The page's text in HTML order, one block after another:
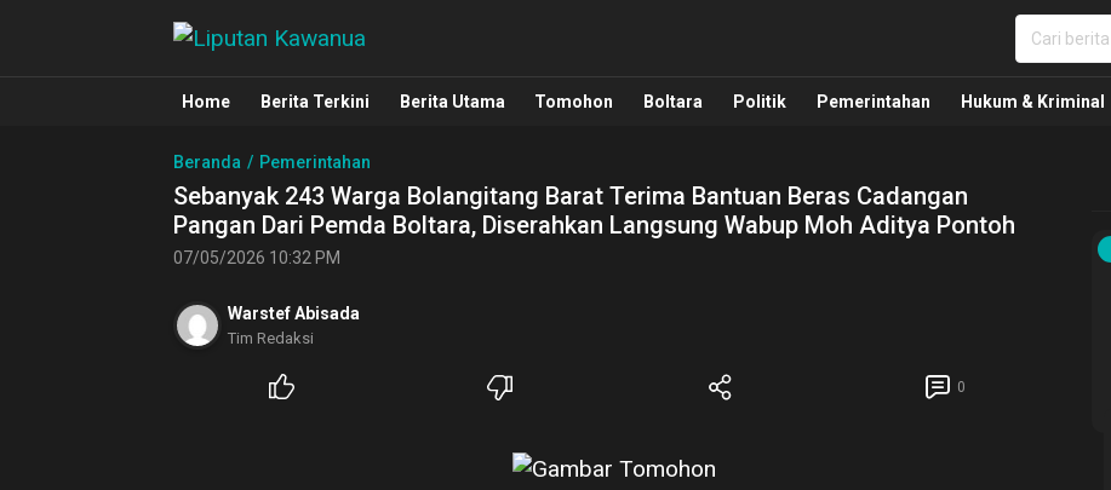
Liputan Kawanua
Berita Manado, Sulawesi Utara, Kawanua, Politik, Pemerintahan, Hukum Kriminal dan Nasional
Home Berita Terkini Berita Utama Tomohon Boltara Politik Pemerintahan Hukum & Kriminal
Beranda Pemerintahan
Sebanyak 243 Warga Bolangitang Barat Terima Bantuan Beras Cadangan
Pangan Dari Pemda Boltara, Diserahkan Langsung Wabup Moh Aditya Pontoh
07/05/2026 10:32 PM
Warstef Abisada
Tim Redaksi
0